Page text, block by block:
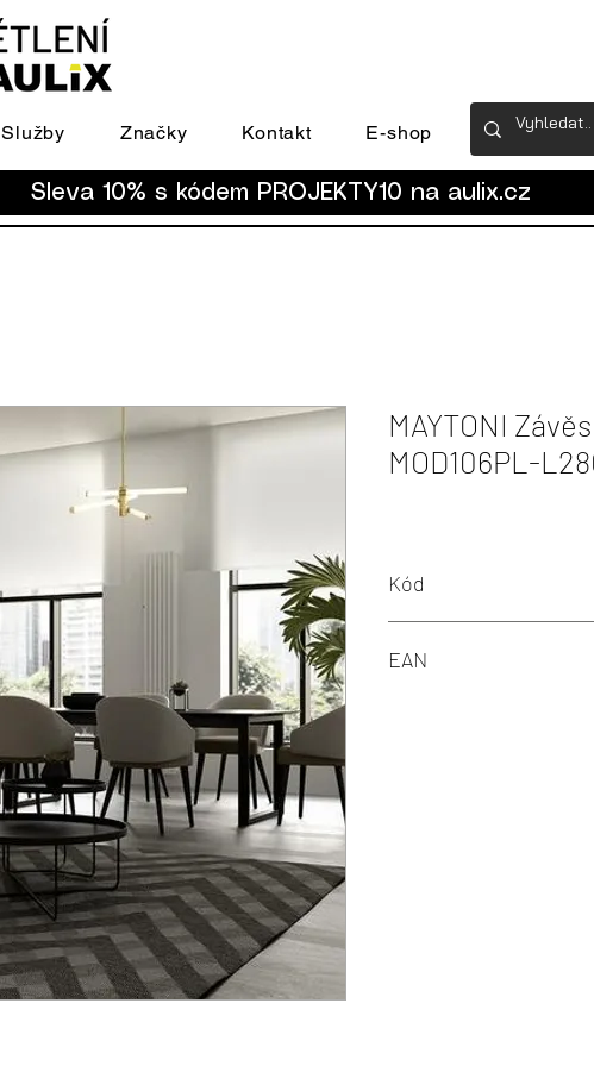
Služby Značky Kontakt E-shop
Sleva 10% s kódem PROJEKTY10 na aulix.cz
MAYTONI
MOD106PL-
Kód
EAN